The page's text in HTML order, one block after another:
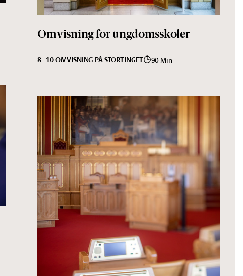
Omvisning for ungdomsskoler
8.–10.OMVISNING PÅ STORTINGET 90 Min